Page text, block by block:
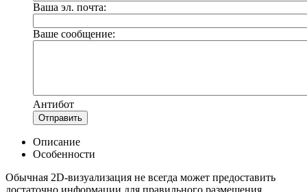
Ваша эл. почта:
Ваше сообщение:
Антибот
Отправить
Описание
Особенности
Обычная 2D-визуализация не всегда может предоставить
достаточно информации для правильного размещения